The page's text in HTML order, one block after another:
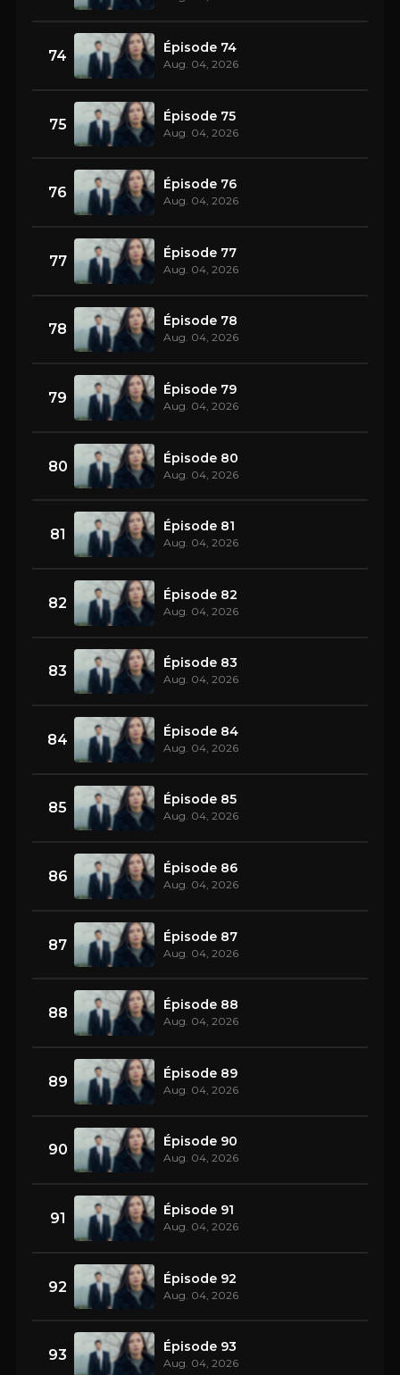
74 Épisode 74
Aug. 04, 2026
75 Épisode 75
Aug. 04, 2026
76 Épisode 76
Aug. 04, 2026
77 Épisode 77
Aug. 04, 2026
78 Épisode 78
Aug. 04, 2026
79 Épisode 79
Aug. 04, 2026
80 Épisode 80
Aug. 04, 2026
81 Épisode 81
Aug. 04, 2026
82 Épisode 82
Aug. 04, 2026
83 Épisode 83
Aug. 04, 2026
84 Épisode 84
Aug. 04, 2026
85 Épisode 85
Aug. 04, 2026
86 Épisode 86
Aug. 04, 2026
87 Épisode 87
Aug. 04, 2026
88 Épisode 88
Aug. 04, 2026
89 Épisode 89
Aug. 04, 2026
90 Épisode 90
Aug. 04, 2026
91 Épisode 91
Aug. 04, 2026
92 Épisode 92
Aug. 04, 2026
93 Épisode 93
Aug. 04, 2026